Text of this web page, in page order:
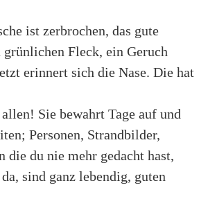
ist zerbrochen, das gute
grünlichen Fleck, ein Geruch
erinnert sich die Nase. Die hat
Sie bewahrt Tage auf und
Personen, Strandbilder,
die du nie mehr gedacht hast,
sind ganz lebendig, guten